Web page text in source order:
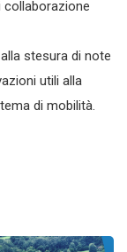
stesura di note
utili alla
di mobilità.